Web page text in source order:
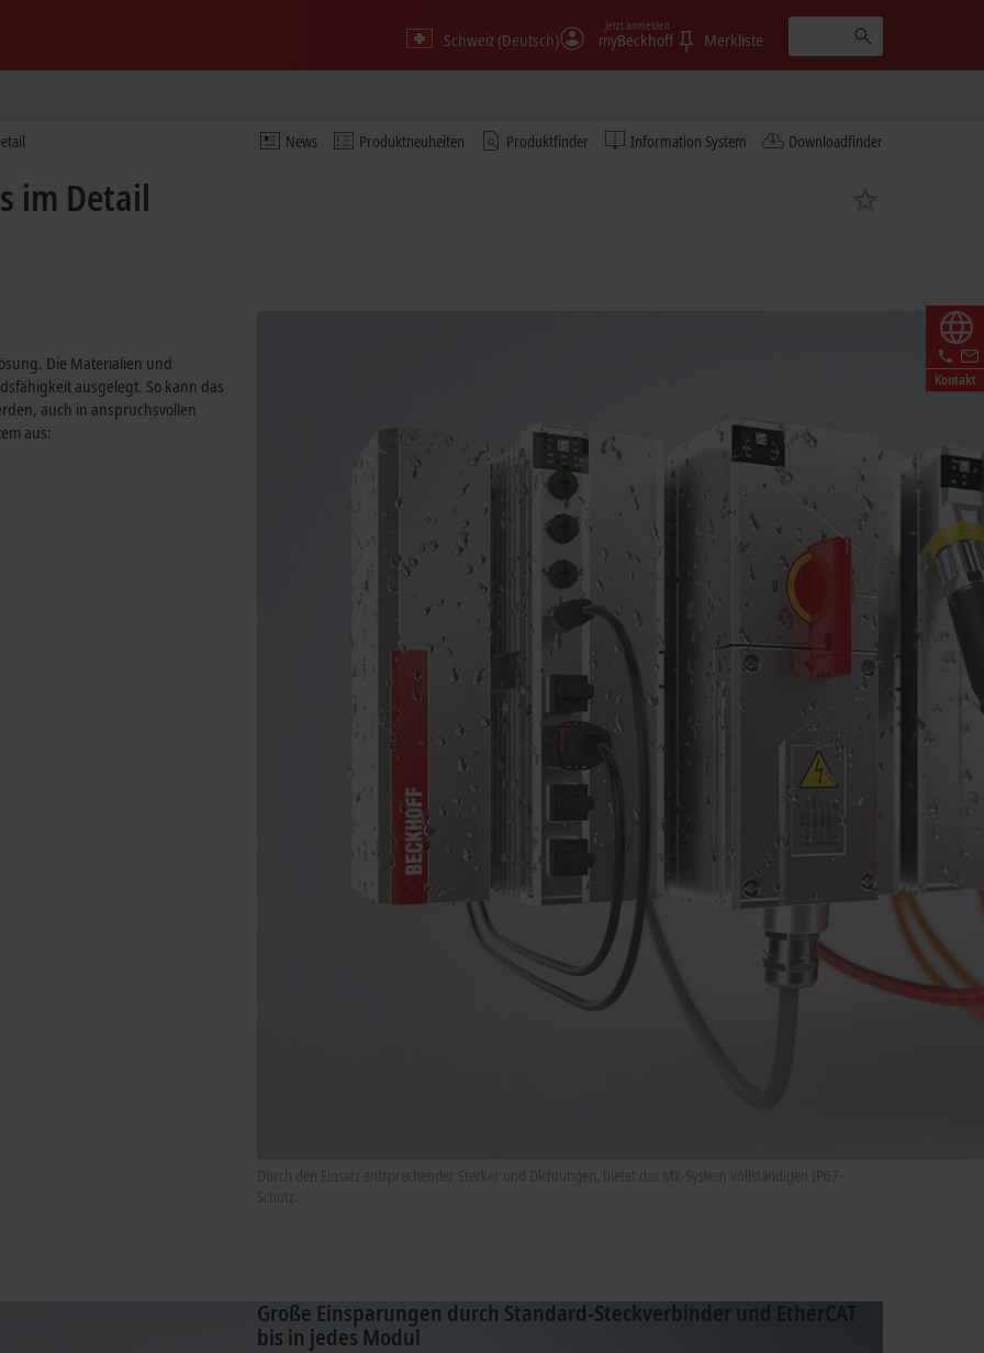
Schweiz (Deutsch) myBeckhoff
Jetzt anmelden
Merkliste
News Produktneuheiten Produktfinder Information System Downloadfinder
Kontakt
im Detail
Die Materialien und
ausgelegt. So kann das
auch in anspruchsvollen
aus:
Große Einsparungen durch Standard-Steckverbinder und EtherCAT
bis in jedes Modul